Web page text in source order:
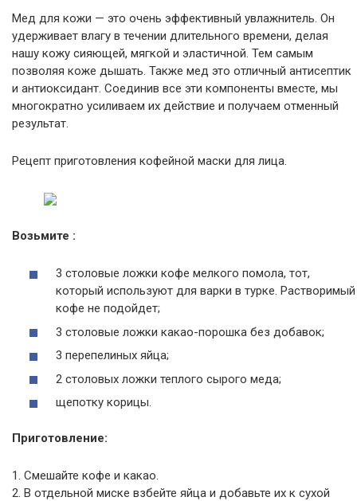
Мед для кожи — это очень эффективный увлажнитель. Он
удерживает влагу в течении длительного времени, делая
нашу кожу сияющей, мягкой и эластичной. Тем самым
позволяя коже дышать. Также мед это отличный антисептик
и антиоксидант. Соединив все эти компоненты вместе, мы
многократно усиливаем их действие и получаем отменный
результат.
Рецепт приготовления кофейной маски для лица.
Возьмите :
3 столовые ложки кофе мелкого помола, тот,
который используют для варки в турке. Растворимый
кофе не подойдет;
3 столовые ложки какао-порошка без добавок;
3 перепелиных яйца;
2 столовых ложки теплого сырого меда;
щепотку корицы.
Приготовление:
1. Смешайте кофе и какао.
2. В отдельной миске взбейте яйца и добавьте их к сухой